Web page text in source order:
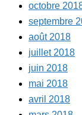
octobre
septembre
août 2018
juillet 2018
juin 2018
mai 2018
avril 2018